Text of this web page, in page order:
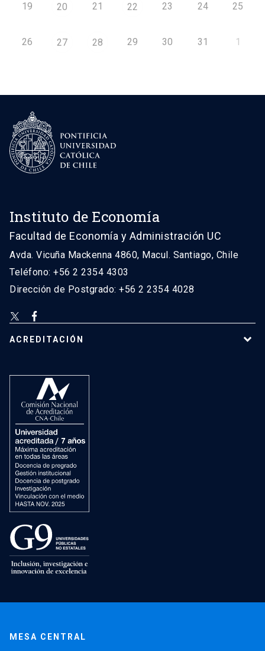
19 20 21 22 23 24 25
26 27 28 29 30 31 1
Instituto de Economía
Facultad de Economía y Administración UC
Avda. Vicuña Mackenna 4860, Macul. Santiago, Chile
Teléfono: +56 2 2354 4303
Dirección de Postgrado: +56 2 2354 4028
ACREDITACIÓN
MESA CENTRAL